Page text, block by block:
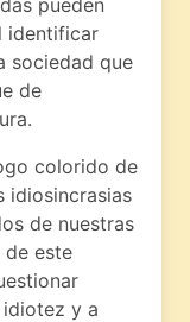
identificar
sociedad que
de
colorido de
idiosincrasias
de nuestras
de este
y a